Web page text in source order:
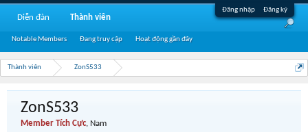
Đăng nhập Đăng ký
Thành viên ZonS533
ZonS533
Member Tích Cực, Nam
Diễn đàn Thành viên
Notable Members Đang truy cập Hoạt động gần đây